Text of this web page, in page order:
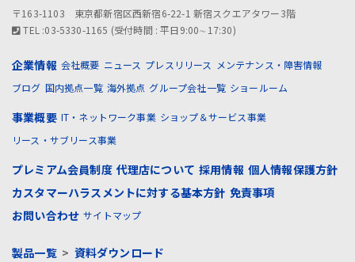
〒163-1103 東京都新宿区西新宿6-22-1 新宿スクエアタワー3階
TEL :03-5330-1165 (受付時間 : 平日9:00∼17:30)
企業情報 会社概要 ニュース プレスリリース
メンテナンス・障害情報
ブログ 国内拠点一覧 海外拠点 グループ会社一覧 ショールーム
事業概要 IT・ネットワーク事業 ショップ＆サービス事業
リース・サブリース事業
プレミアム会員制度 代理店について 採用情報 個人情報保護方針
カスタマーハラスメントに対する基本方針 免責事項
お問い合わせ サイトマップ
製品一覧> 資料ダウンロード